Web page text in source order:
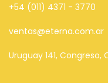
+54 (011) 4371 - 3770
ventas@eterna.com.ar
Uruguay 141,